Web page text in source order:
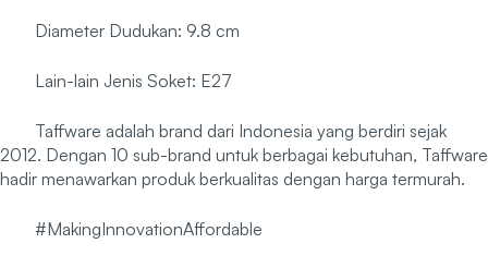
Diameter Dudukan: 9.8 cm
Lain-lain Jenis Soket: E27
Taffware adalah brand dari Indonesia yang berdiri sejak
2012. Dengan 10 sub-brand untuk berbagai kebutuhan, Taffware
hadir menawarkan produk berkualitas dengan harga termurah.
#MakingInnovationAffordable